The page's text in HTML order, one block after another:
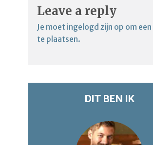
Leave a reply
Je moet ingelogd zijn op om
te plaatsen.
DIT BEN IK